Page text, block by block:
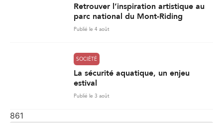
Retrouver l’inspiration artistique au
parc national du Mont-Riding
Publié le 4 août
SOCIÉTÉ
La sécurité aquatique, un enjeu
estival
Publié le 3 août
861